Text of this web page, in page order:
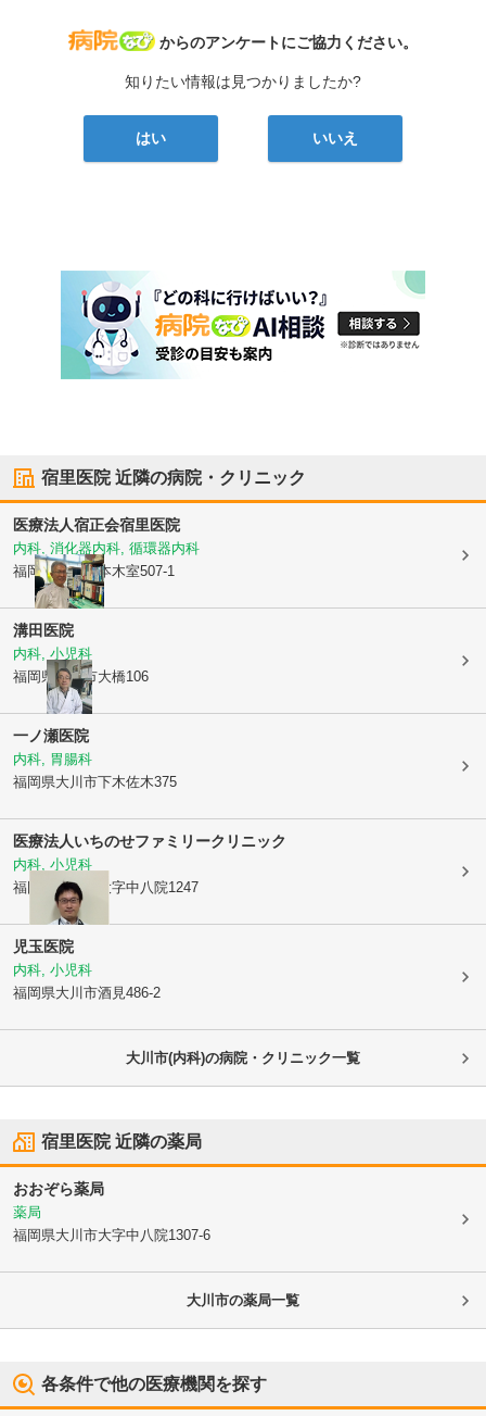
病院なび
からのアンケートにご協力ください。
知りたい情報は見つかりましたか?
はい いいえ
宿里医院近隣の病院・クリニック
医療法人宿正会宿里医院
内科, 消化器内科, 循環器内科
福岡県大川市本木室507-1
溝田医院
内科, 小児科
福岡県大川市大橋106
一ノ瀬医院
内科, 胃腸科
福岡県大川市下木佐木375
医療法人いちのせファミリークリニック
内科, 小児科
福岡県大川市
大字中八院1247
児玉医院
内科, 小児科
福岡県大川市酒見486-2
大川市(内科)の病院・クリニック一覧
宿里医院近隣の薬局
おおぞら薬局
薬局
福岡県大川市大字中八院1307-6
大川市の薬局一覧
各条件で他の医療機関を探す